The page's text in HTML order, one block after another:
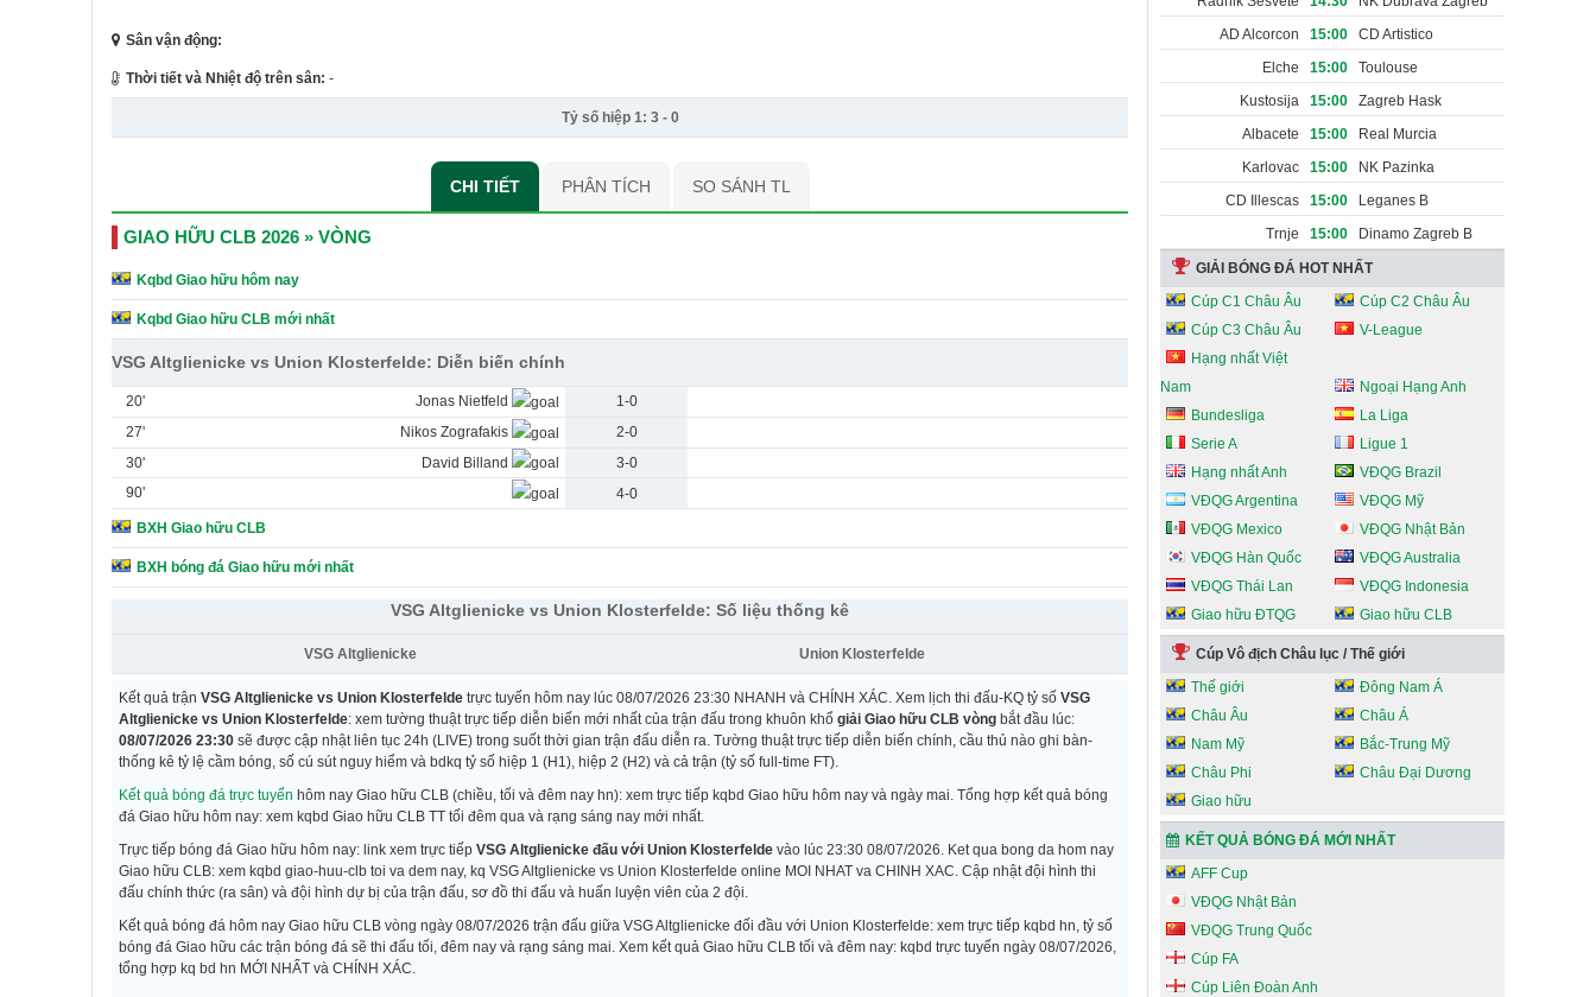
Sân vận động:
Thời tiết và Nhiệt độ trên sân: -
Tỷ số hiệp 1: 3- 0
CHI TIẾT PHÂN TÍCH SO SÁNH TL
GIAO HỮU CLB 2026 » VÒNG
Kqbd Giao hữu hôm nay
Kqbd Giao hữu CLB mới nhất
VSG Altglienicke vs Union Klosterfelde: Diễn biến chính
20' Jonas Nietfeld
1-0
27'
Nikos Zografakis
2-0
30'
David Billand
3-0
90'
4-0
BXH Giao hữu CLB
BXH bóng đá Giao hữu mới nhất
VSG Altglienicke vs Union Klosterfelde: Số liệu thống kê
VSG Altglienicke Union Klosterfelde
Kết quả trận VSG Altglienicke vs Union Klosterfelde trực tuyến hôm nay lúc 08/07/2026 23:30 NHANH và CHÍNH XÁC. Xem lịch thi đấu-KQ tỷ số VSG
Altglienicke vs Union Klosterfelde: xem tường thuật trực tiếp diễn biến mới nhất của trận đấu trong khuôn khổ giải Giao hữu CLB vòng bắt đầu lúc:
08/07/2026 23:30 sẽ được cập nhật liên tục 24h (LIVE) trong suốt thời gian trận đấu diễn ra. Tường thuật trực tiếp diễn biến chính, cầu thủ nào ghi bàn-
thống kê tỷ lệ cầm bóng, số cú sút nguy hiểm và bdkq tỷ số hiệp 1 (H1), hiệp 2 (H2) và cả trận (tỷ số full-time FT).
Kết quả bóng đá trực tuyến hôm nay Giao hữu CLB (chiều, tối và đêm nay hn): xem trực tiếp kqbd Giao hữu hôm nay và ngày mai. Tổng hợp kết quả bóng
đá Giao hữu hôm nay: xem kqbd Giao hữu CLB TT tối đêm qua và rạng sáng nay mới nhất.
Trực tiếp bóng đá Giao hữu hôm nay: link xem trực tiếp VSG Altglienicke đấu với Union Klosterfelde vào lúc 23:30 08/07/2026. Ket qua bong da hom nay
Giao hữu CLB: xem kqbd giao-huu-clb toi va dem nay, kq VSG Altglienicke vs Union Klosterfelde online MOI NHAT va CHINH XAC. Cập nhật đội hình thi
đấu chính thức (ra sân) và đội hình dự bị của trận đấu, sơ đồ thi đấu và huấn luyện viên của 2 đội.
Kết quả bóng đá hôm nay Giao hữu CLB vòng ngày 08/07/2026 trận đấu giữa VSG Altglienicke đối đầu với Union Klosterfelde: xem trực tiếp kqbd hn, tỷ số
bóng đá Giao hữu các trận bóng đá sẽ thi đấu tối, đêm nay và rạng sáng mai. Xem kết quả Giao hữu CLB tối và đêm nay: kqbd trực tuyến ngày 08/07/2026,
tổng hợp kq bd hn MỚI NHẤT và CHÍNH XÁC.
AD Alcorcon
15:00
CD Artistico
Navalcarnero
Elche 15:00
Toulouse
Kustosija
15:00
Zagreb Hask
Albacete
15:00
Real Murcia
Karlovac
15:00
NK Pazinka
CD Illescas
15:00
Leganes B
Trnje
15:00 Dinamo Zagreb B
GIẢI BÓNG ĐÁ HOT NHẤT
Cúp C1 Châu Âu
Cúp C2 Châu Âu
Cúp C3 Châu Âu
V-League
Hạng nhất Việt
Nam
Ngoại Hạng Anh
Bundesliga
La Liga
Serie A
Ligue 1
Hạng nhất Anh
VĐQG Brazil
VĐQG Argentina
VĐQG Mỹ
VĐQG Mexico
VĐQG Nhật Bản
VĐQG Hàn Quốc
VĐQG Australia
VĐQG Thái Lan
VĐQG Indonesia
Giao hữu ĐTQG
Giao hữu CLB
Cúp Vô địch Châu lục / Thế giới
Thế giới
Đông Nam Á
Châu Âu
Châu Á
Nam Mỹ
Bắc-Trung Mỹ
Châu Phi
Châu Đại Dương
Giao hữu
KẾT QUẢ BÓNG ĐÁ MỚI NHẤT
AFF Cup
VĐQG Nhật Bản
VĐQG Trung Quốc
Cúp FA
Cúp Liên Đoàn Anh